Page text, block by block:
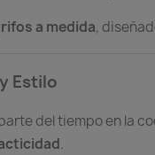
a medida,
Estilo
del tiempo en la
.